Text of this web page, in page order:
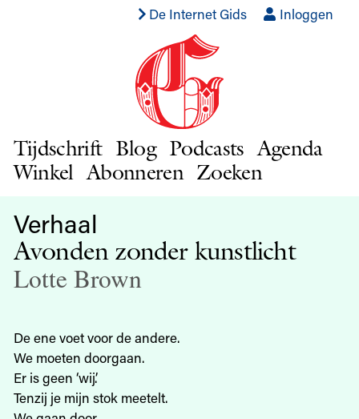
De Internet Gids Inloggen
Tijdschrift Blog Podcasts Agenda
Winkel Abonneren Zoeken
Verhaal
Avonden zonder kunstlicht
Lotte Brown
De ene voet voor de andere.
We moeten doorgaan.
Er is geen ‘wij’.
Tenzij je mijn stok meetelt.